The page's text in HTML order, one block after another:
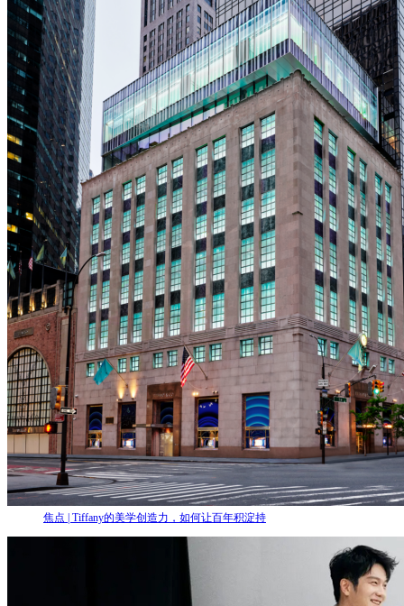
焦点 | Tiffany的美学创造力，如何让百年积淀持